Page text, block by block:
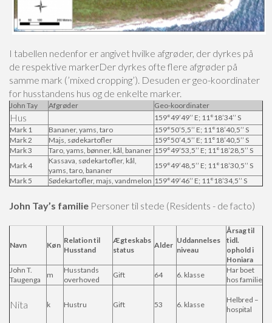
I tabellen nedenfor er angivet hvilke afgrøder, der dyrkes på
de respektive markerDer dyrkes ofte flere afgrøder på
samme mark (’mixed cropping’). Desuden er geo-koordinater
for husstandens hus og de enkelte marker.
John Tay Afgrøder Geo-koordinater
Hus
159°49’49’’ E; 11°18’34’’ S
Mark 1
Bananer, yams, taro
159°50’5,5’’ E; 11°18’40,5’’ S
Mark 2
Majs, sødekartofler
159°50’4,5’’ E; 11°18’40,5’’ S
Mark 3
Taro, yams, bønner, kål, bananer 159°49’53,5’’ E; 11°18’28,5’’ S
Mark 4
Kassava, sødekartofler, kål,
yams, taro, bananer
159°49’48,5’’ E; 11°18’30,5’’ S
Mark 5
Sødekartofler, majs, vandmelon 159°49’46’’ E; 11°18’34,5’’ S
John Tay’s familie Personer til stede (Residents - de facto)
Navn Køn
Relation til
Husstand
Ægteskabs
status
Alder
Uddannelses
niveau
Årsag til
tidl.
ophold i
Honiara
John T.
Taugenga
m
Husstands
overhoved
Gift 64 6. klasse
Har boet
hos familie
Nita k Hustru Gift 53 6. klasse
Helbred –
hospital